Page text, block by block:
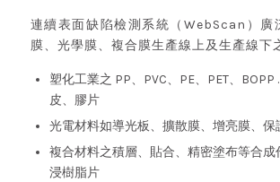
連續表面缺陷檢測系統（WebScan）廣
膜、光學膜、複合膜生產線上及生產線下
塑化工業之 PP、PVC、PE、PET、BOPP
皮、膠片
光電材料如導光板、擴散膜、增亮膜、保
複合材料之積層、貼合、精密塗布等合成
浸樹脂片